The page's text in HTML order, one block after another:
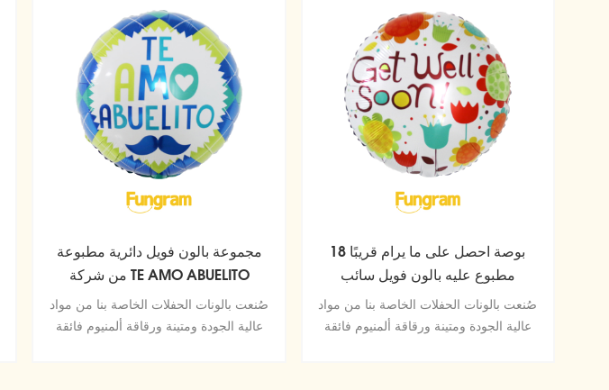
مجموعة بالون فويل دائرية مطبوعة
من شركة TE AMO ABUELITO
الإسبانية
صُنعت بالونات الحفلات الخاصة بنا من مواد
عالية الجودة ومتينة ورقاقة ألمنيوم فائقة
18 بوصة احصل على ما يرام قريبًا
مطبوع عليه بالون فويل سائب
صُنعت بالونات الحفلات الخاصة بنا من مواد
عالية الجودة ومتينة ورقاقة ألمنيوم فائقة